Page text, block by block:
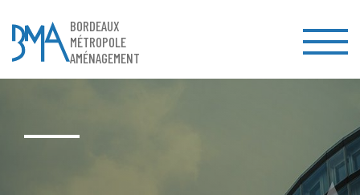
BORDEAUX
MÉTROPOLE
AMÉNAGEMENT